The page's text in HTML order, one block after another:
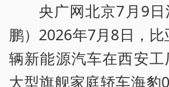
央广网北京7月9
鹏）2026年7月8日，
辆新能源汽车在西安
大型旗舰家庭轿车海豹